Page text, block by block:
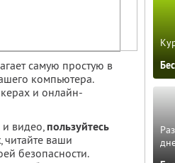
самую простую в
компьютера.
и онлайн-
и видео, пользуйтесь
, читайте ваши
безопасности.